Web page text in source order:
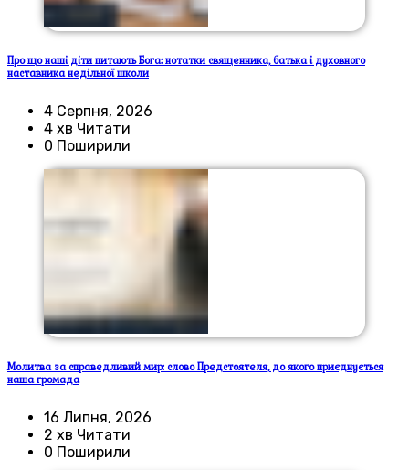
Про що наші діти питають Бога: нотатки священника, батька і духовного
наставника недільної школи
4 Серпня, 2026
4 хв Читати
0 Поширили
Молитва за справедливий мир: слово Предстоятеля, до якого приєднується
наша громада
16 Липня, 2026
2 хв Читати
0 Поширили